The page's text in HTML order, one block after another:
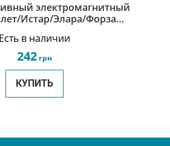
электромагнитный
Истар/Элара/Форза
1208210BA
Есть в наличии
242 грн
КУПИТЬ